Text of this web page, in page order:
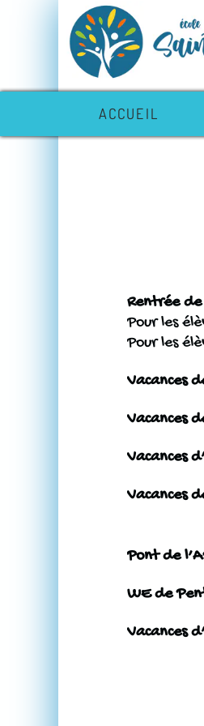
ACCUEIL
Rentrée de
Pour les
Pour les
Vacances
Vacances
Vacances
Vacances
Pont de
WE de
Vacances